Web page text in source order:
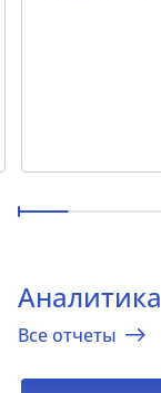
Аналитика
Все отчеты